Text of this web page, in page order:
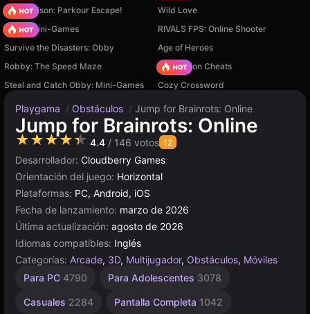
Barry Prison: Parkour Escape!
Wild Love
Obby: Mini-Games
RIVALS FPS: Online Shooter
Survive the Disasters: Obby
Age of Heroes
Robby: The Speed Maze
PVZ Fusion Cheats
Steal and Catch Obby: Mini-Games
Cozy Crossword
Playgama / Obstáculos / Jump for Brainrots: Online
Jump for Brainrots: Online
★★★★★ 4.4 / 146 votos 12
Desarrollador: Cloudberry Games
Orientación del juego: Horizontal
Plataformas: PC, Android, iOS
Fecha de lanzamiento: marzo de 2026
Última actualización: agosto de 2026
Idiomas compatibles: Inglés
Categorías: Arcade, 3D, Multijugador, Obstáculos, Móviles
Para PC 4790 Para Adolescentes 3078
Casuales 2284 Pantalla Completa 1042
Saltar
Escritorio
Alta
3574
Browser